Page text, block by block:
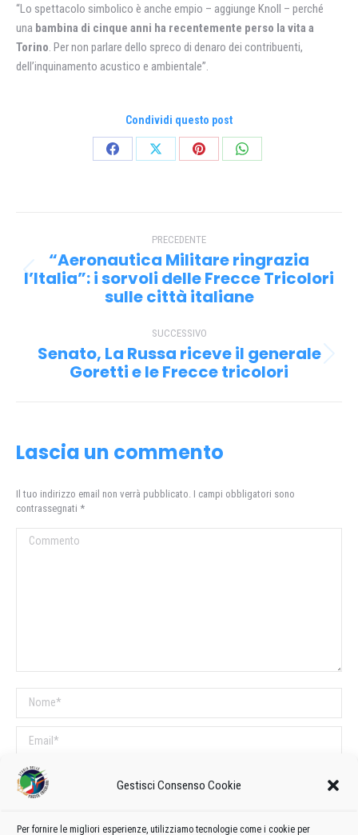
Gestisci Consenso Cookie
Per fornire le migliori esperienze, utilizziamo tecnologie come i cookie per
“Lo spettacolo simbolico è anche empio – aggiunge Knoll – perché
una bambina di cinque anni ha recentemente perso la vita a
Torino. Per non parlare dello spreco di denaro dei contribuenti,
dell’inquinamento acustico e ambientale”.
Condividi questo post
CondividiCondividiCondividiCondividi
tra
i
PRECEDENTE
Post
precedente:
“Aeronautica Militare ringrazia
l’Italia”: i sorvoli delle Frecce Tricolori
sulle città italiane
SUCCESSIVO
Prossimo
post:
Senato, La Russa riceve il generale
Goretti e le Frecce tricolori
Lascia un commento
Il tuo indirizzo email non verrà pubblicato. I campi obbligatori sono
contrassegnati *
Commento
Nome *
Email *
Sito web
COMMENTI SUL POST